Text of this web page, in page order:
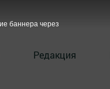
Редакция
баннера через